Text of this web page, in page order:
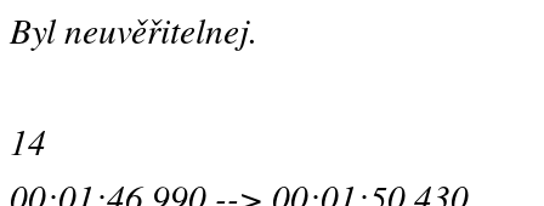
Byl neuvěřitelnej.
14